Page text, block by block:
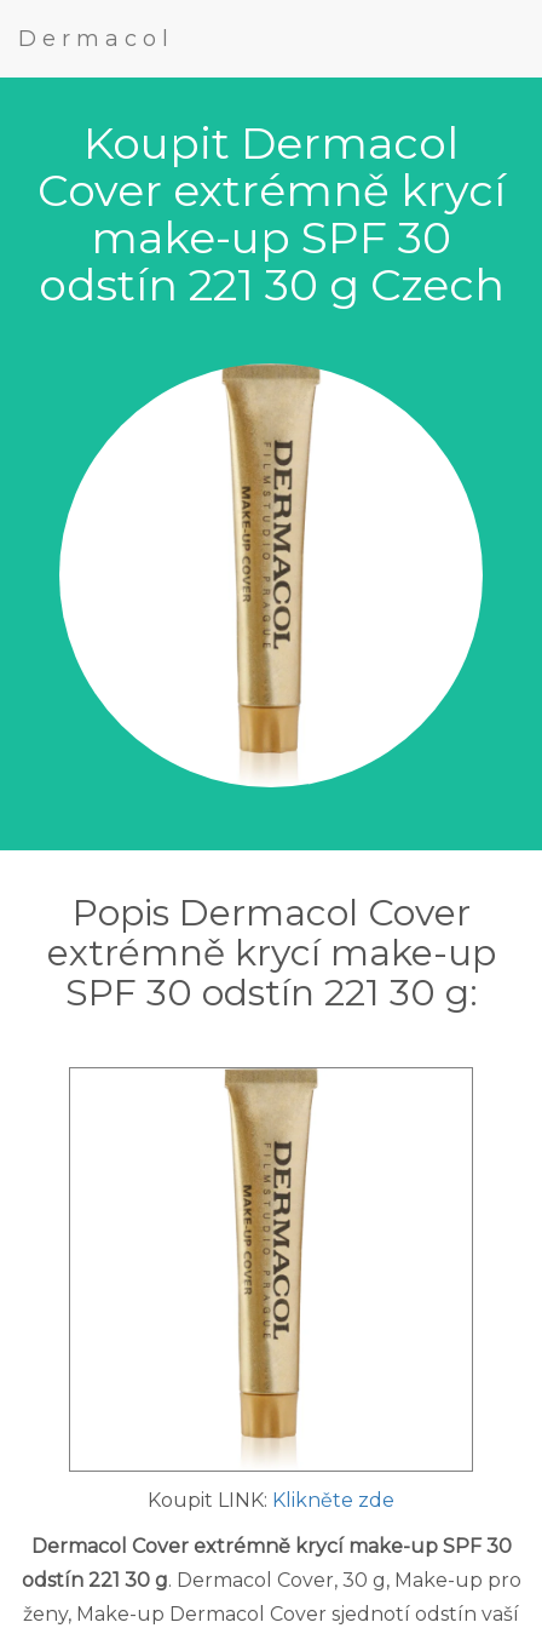
Dermacol
Koupit Dermacol
Cover extrémně krycí
make-up SPF 30
odstín 221 30 g Czech
Popis Dermacol Cover
extrémně krycí make-up
SPF 30 odstín 221 30 g:
Koupit LINK: Klikněte zde
Dermacol Cover extrémně krycí make-up SPF 30
odstín 221 30 g. Dermacol Cover, 30 g, Make-up pro
ženy, Make-up Dermacol Cover sjednotí odstín vaší